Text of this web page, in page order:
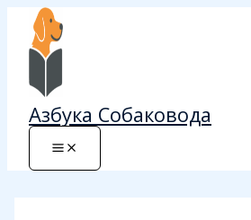
Перейти
содержимому
Азбука Собаковода